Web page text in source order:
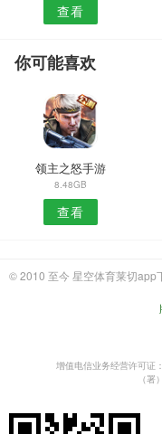
查看
你可能喜欢
领主之怒手游
8.48GB
查看
© 2010 至今 星空体育莱切app
增值电信业务经营许可证
（署